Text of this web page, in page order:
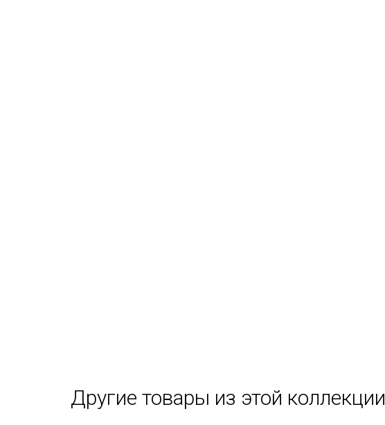
Другие товары из этой коллекции